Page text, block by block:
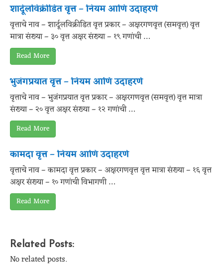
शार्दूलविक्रीडित वृत्त – नियम आणि उदाहरणे
वृत्ताचे नाव – शार्दूलविक्रीडित वृत्त प्रकार – अक्षरगणवृत्त (समवृत्त) वृत्त
मात्रा संख्या – ३० वृत्त अक्षर संख्या – १९ गणांची …
Read More
भुजंगप्रयात वृत्त – नियम आणि उदाहरणे
वृत्ताचे नाव – भुजंगप्रयात वृत्त प्रकार – अक्षरगणवृत्त (समवृत्त) वृत्त मात्रा
संख्या – २० वृत्त अक्षर संख्या – १२ गणांची …
Read More
कामदा वृत्त – नियम आणि उदाहरणे
वृत्ताचे नाव – कामदा वृत्त प्रकार – अक्षरगणवृत्त वृत्त मात्रा संख्या – १६ वृत्त
अक्षर संख्या – १० गणांची विभागणी …
Read More
Related Posts:
No related posts.